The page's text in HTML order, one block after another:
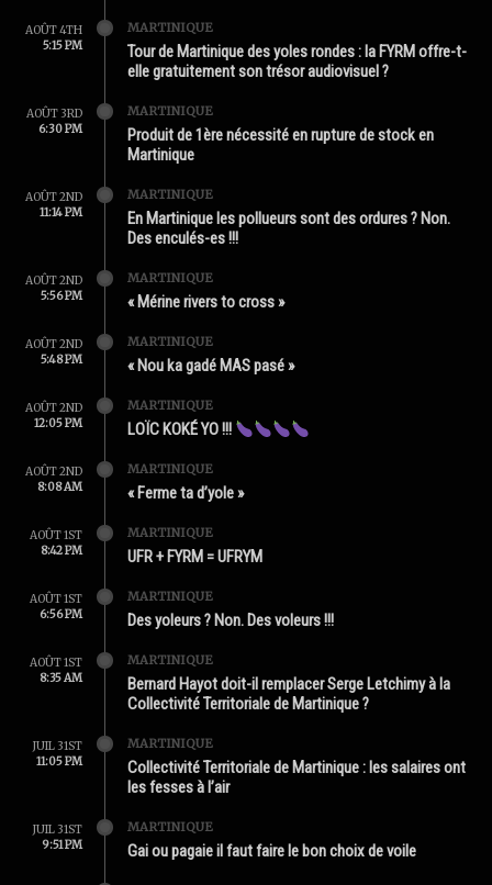
AOÛT 4TH
5:15 PM
MARTINIQUE
Tour de Martinique des yoles rondes : la FYRM offre-t-
elle gratuitement son trésor audiovisuel ?
AOÛT 3RD
6:30 PM
MARTINIQUE
Produit de 1ère nécessité en rupture de stock en
Martinique
AOÛT 2ND
11:14 PM
MARTINIQUE
En Martinique les pollueurs sont des ordures ? Non.
Des enculés-es !!!
AOÛT 2ND
5:56 PM
MARTINIQUE
« Mérine rivers to cross »
AOÛT 2ND
5:48 PM
MARTINIQUE
« Nou ka gadé MAS pasé »
AOÛT 2ND
12:05 PM
MARTINIQUE
LOÏC KOKÉ YO !!!
AOÛT 2ND
8:08 AM
MARTINIQUE
« Ferme ta d’yole »
AOÛT 1ST
8:42 PM
MARTINIQUE
UFR + FYRM = UFRYM
AOÛT 1ST
6:56 PM
MARTINIQUE
Des yoleurs ? Non. Des voleurs !!!
AOÛT 1ST
8:35 AM
MARTINIQUE
Bernard Hayot doit-il remplacer Serge Letchimy à la
Collectivité Territoriale de Martinique ?
JUIL 31ST
11:05 PM
MARTINIQUE
Collectivité Territoriale de Martinique : les salaires ont
les fesses à l’air
JUIL 31ST
9:51 PM
MARTINIQUE
Gai ou pagaie il faut faire le bon choix de voile